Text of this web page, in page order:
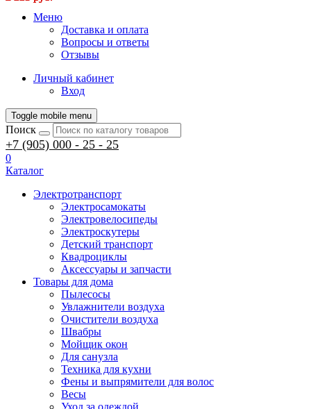
Меню
Доставка и оплата
Вопросы и ответы
Отзывы
Личный кабинет
Вход
Toggle mobile menu
Поиск
+7 (905) 000 - 25 - 25
0
Каталог
Электротранспорт
Электросамокаты
Электровелосипеды
Электроскутеры
Детский транспорт
Квадроциклы
Аксессуары и запчасти
Товары для дома
Пылесосы
Увлажнители воздуха
Очистители воздуха
Швабры
Мойщик окон
Для санузла
Техника для кухни
Фены и выпрямители для волос
Весы
Уход за одеждой